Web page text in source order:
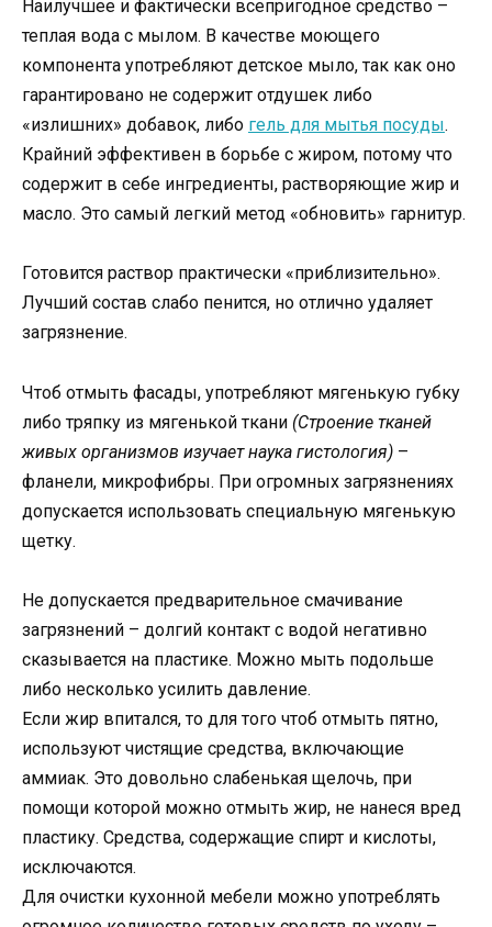
Наилучшее и фактически всепригодное средство –
теплая вода с мылом. В качестве моющего
компонента употребляют детское мыло, так как оно
гарантировано не содержит отдушек либо
«излишних» добавок, либо гель для мытья посуды.
Крайний эффективен в борьбе с жиром, потому что
содержит в себе ингредиенты, растворяющие жир и
масло. Это самый легкий метод «обновить» гарнитур.
Готовится раствор практически «приблизительно».
Лучший состав слабо пенится, но отлично удаляет
загрязнение.
Чтоб отмыть фасады, употребляют мягенькую губку
либо тряпку из мягенькой ткани (Строение тканей
живых организмов изучает наука гистология) –
фланели, микрофибры. При огромных загрязнениях
допускается использовать специальную мягенькую
щетку.
Не допускается предварительное смачивание
загрязнений – долгий контакт с водой негативно
сказывается на пластике. Можно мыть подольше
либо несколько усилить давление.
Если жир впитался, то для того чтоб отмыть пятно,
используют чистящие средства, включающие
аммиак. Это довольно слабенькая щелочь, при
помощи которой можно отмыть жир, не нанеся вред
пластику. Средства, содержащие спирт и кислоты,
исключаются.
Для очистки кухонной мебели можно употреблять